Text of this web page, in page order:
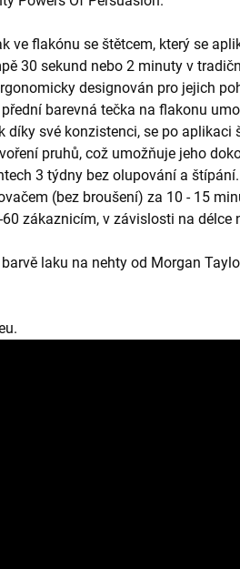
ve flakónu se štětcem, který se
30 sekund nebo 2 minuty v
designován pro jejich
barevná tečka na flakonu
své konzistenci, se po aplikaci
pruhů, což umožňuje jeho
3 týdny bez olupování a štípání.
(bez broušení) za 10 - 15
zákaznicím, v závislosti na délce
laku na nehty od Morgan